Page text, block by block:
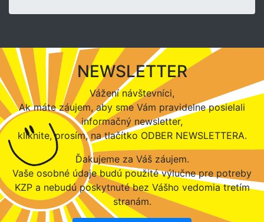
NEWSLETTER
Vážení návštevníci,
Ak máte záujem, aby sme Vám pravidelne posielali
informačný newsletter,
kliknite, prosím, na tlačítko ODBER NEWSLETTERA.
Ďakujeme za Váš záujem.
Vaše osobné údaje budú použité výlučne pre potreby
KZP a nebudú poskytnuté bez Vášho vedomia tretím
stranám.